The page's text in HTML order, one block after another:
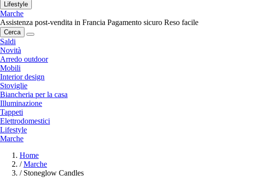
Lifestyle
Marche
Assistenza post-vendita in Francia Pagamento sicuro Reso facile
Cerca
Saldi
Novità
Arredo outdoor
Mobili
Interior design
Stoviglie
Biancheria per la casa
Illuminazione
Tappeti
Elettrodomestici
Lifestyle
Marche
Home
/ Marche
/ Stoneglow Candles